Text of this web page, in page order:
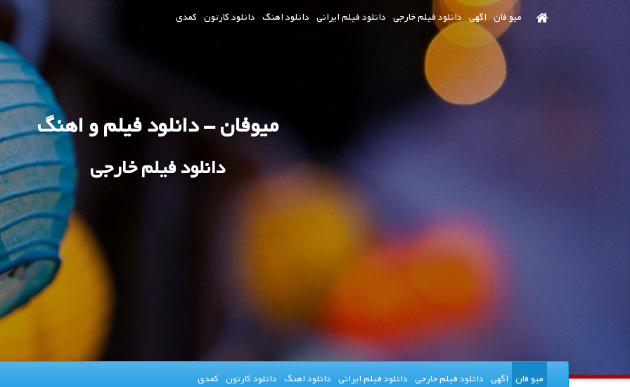
میو فان اگهی دانلود فیلم خارجی دانلود فیلم ایرانی دانلود اهنگ دانلود کارتون کمدی
میوفان - دانلود فیلم و اهنگ
دانلود فیلم خارجی
میو فان اگهی دانلود فیلم خارجی دانلود فیلم ایرانی دانلود اهنگ دانلود کارتون کمدی